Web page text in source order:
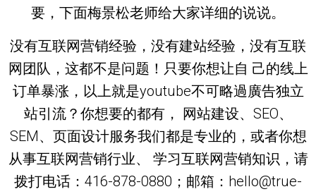
要，下面梅景松老师给大家详细的说说。
没有互联网营销经验，没有建站经验，没有互联
网团队，这都不是问题！只要你想让自 己的线上
订单暴涨，以上就是youtube不可略過廣告独立
站引流？你想要的都有， 网站建设、SEO、
SEM、页面设计服务我们都是专业的，或者你想
从事互联网营销行业、 学习互联网营销知识，请
拨打电话：416-878-0880；邮箱：hello@true-